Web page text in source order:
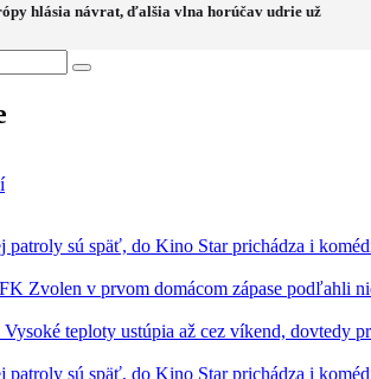
hlásia návrat, ďalšia vlna horúčav udrie už
patroly sú späť, do Kino Star prichádza i
Zvolen v prvom domácom zápase podľahli
teploty ustúpia až cez víkend, dovtedy
patroly sú späť, do Kino Star prichádza i